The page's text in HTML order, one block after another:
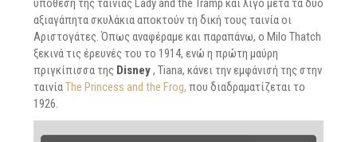
υπόθεση της ταινίας Lady and the Tramp και λίγο μετά τα δυο
αξιαγάπητα σκυλάκια αποκτούν τη δική τους ταινία οι
Αριστογάτες. Όπως αναφέραμε και παραπάνω, ο Milo Thatch
ξεκινά τις έρευνές του το 1914, ενώ η πρώτη μαύρη
πριγκίπισσα της Disney, Tiana, κάνει την εμφάνισή της στην
ταινίαThe Princess and the Frog, που διαδραματίζεται το
1926.